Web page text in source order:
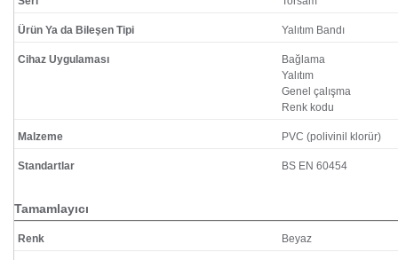
Ürün Ya da Bileşen Tipi Yalıtım Bandı
Cihaz Uygulaması
Bağlama
Yalıtım
Genel çalışma
Renk kodu
Malzeme PVC (polivinil klorür)
Standartlar BS EN 60454
Tamamlayıcı
Renk Beyaz